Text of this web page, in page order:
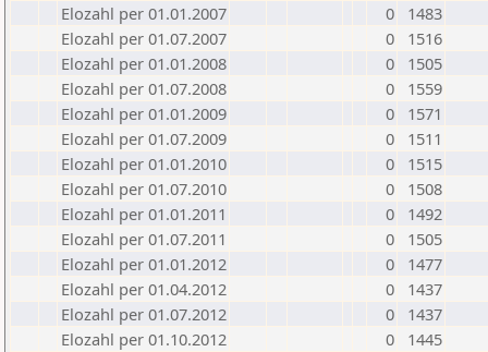
Elozahl per 01.01.2007
0
1483
Elozahl per 01.07.2007
0
1516
Elozahl per 01.01.2008
0
1505
Elozahl per 01.07.2008
0
1559
Elozahl per 01.01.2009
0
1571
Elozahl per 01.07.2009
0
1511
Elozahl per 01.01.2010
0
1515
Elozahl per 01.07.2010
0
1508
Elozahl per 01.01.2011
0
1492
Elozahl per 01.07.2011
0
1505
Elozahl per 01.01.2012
0
1477
Elozahl per 01.04.2012
0
1437
Elozahl per 01.07.2012
0
1437
Elozahl per 01.10.2012
0
1445